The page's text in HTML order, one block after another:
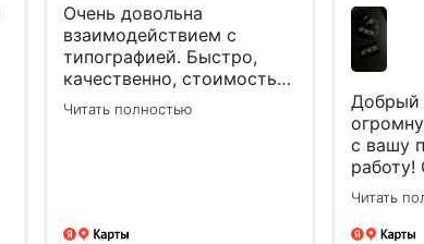
Очень довольна
взаимодействием с
типографией. Быстро,
качественно, стоимость
очень порадовала.
Спасибо! Хороших
Читать полностью
Добрый
с вашу
работу!
визитки
Читать